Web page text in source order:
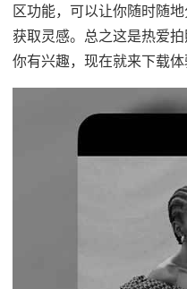
区功能，可以让你随时随
获取灵感。总之这是热爱
你有兴趣，现在就来下载